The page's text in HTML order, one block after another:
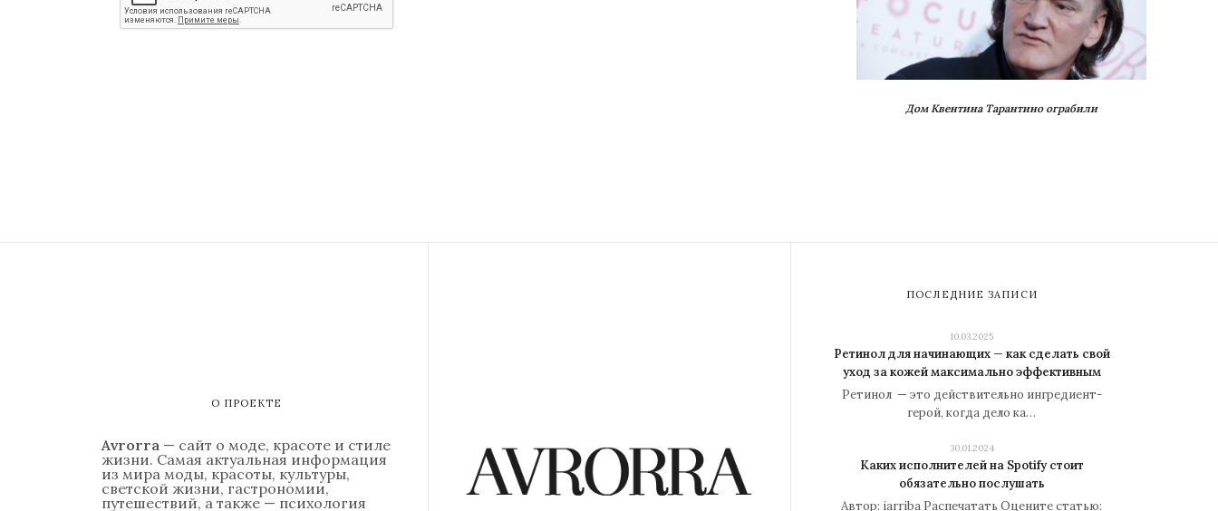
Дом Квентина Тарантино ограбили
О ПРОЕКТЕ
Avrorra — сайт о моде, красоте и стиле
жизни. Самая актуальная информация
из мира моды, красоты, культуры,
светской жизни, гастрономии,
путешествий, а также — психология
ПОСЛЕДНИЕ ЗАПИСИ
10.03.2025
Ретинол для начинающих — как сделать свой
уход за кожей максимально эффективным
Ретинол — это действительно ингредиент-
герой, когда дело ка…
30.01.2024
Каких исполнителей на Spotify стоит
обязательно послушать
Автор: iarriba Распечатать Оцените статью: